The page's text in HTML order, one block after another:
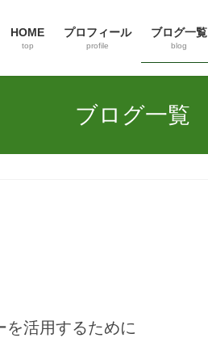
HOME
top
プロフィール
profile
ブログ一覧
blog
ブログ一覧
を活用するために